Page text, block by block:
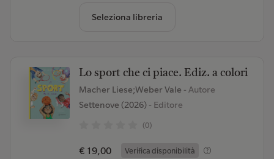
Seleziona libreria
Lo sport che ci piace. Ediz. a colori
Macher Liese;Weber Vale - Autore
Settenove (2026)- Editore
(0)
€ 19,00 Verifica disponibilità